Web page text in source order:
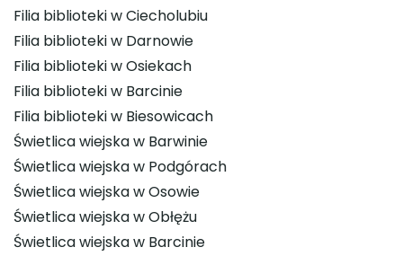
Filia biblioteki w Ciecholubiu
Filia biblioteki w Darnowie
Filia biblioteki w Osiekach
Filia biblioteki w Barcinie
Filia biblioteki w Biesowicach
Świetlica wiejska w Barwinie
Świetlica wiejska w Podgórach
Świetlica wiejska w Osowie
Świetlica wiejska w Obłężu
Świetlica wiejska w Barcinie